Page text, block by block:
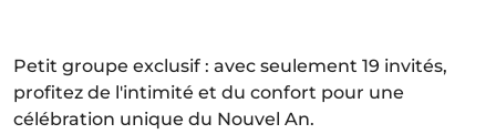
Petit groupe exclusif : avec seulement 19 invités,
profitez de l'intimité et du confort pour une
célébration unique du Nouvel An.